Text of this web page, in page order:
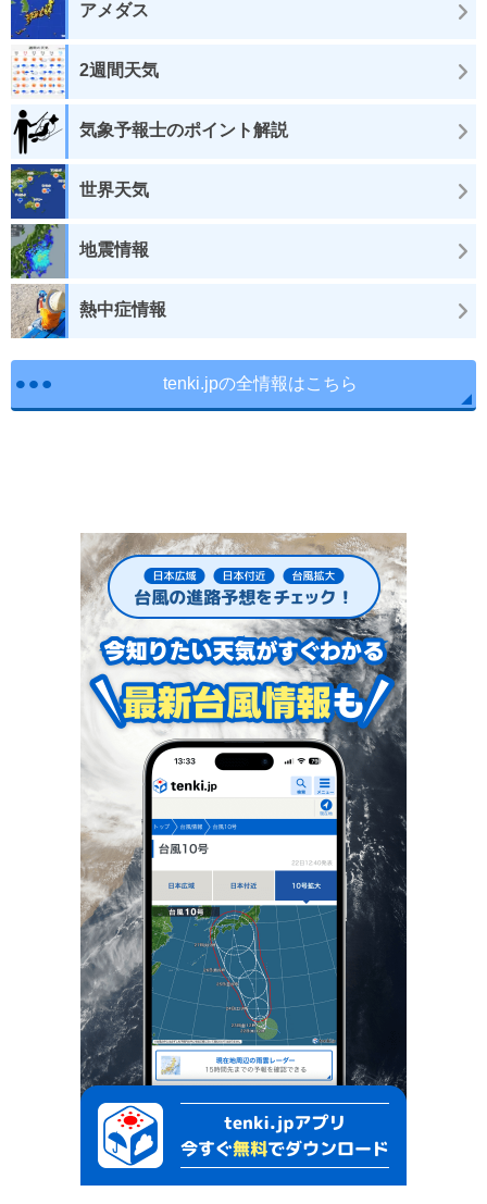
アメダス
2週間天気
気象予報士のポイント解説
世界天気
地震情報
熱中症情報
tenki.jpの全情報はこちら